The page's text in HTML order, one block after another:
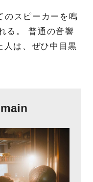
のスピーカーを鳴
る。 普通の音響
人は、ぜひ中目黒